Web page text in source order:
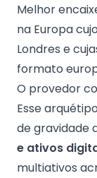
Melhor
na Europa
Londres e
formato
O provedor
Esse
de gravidade
e ativos
multiativos